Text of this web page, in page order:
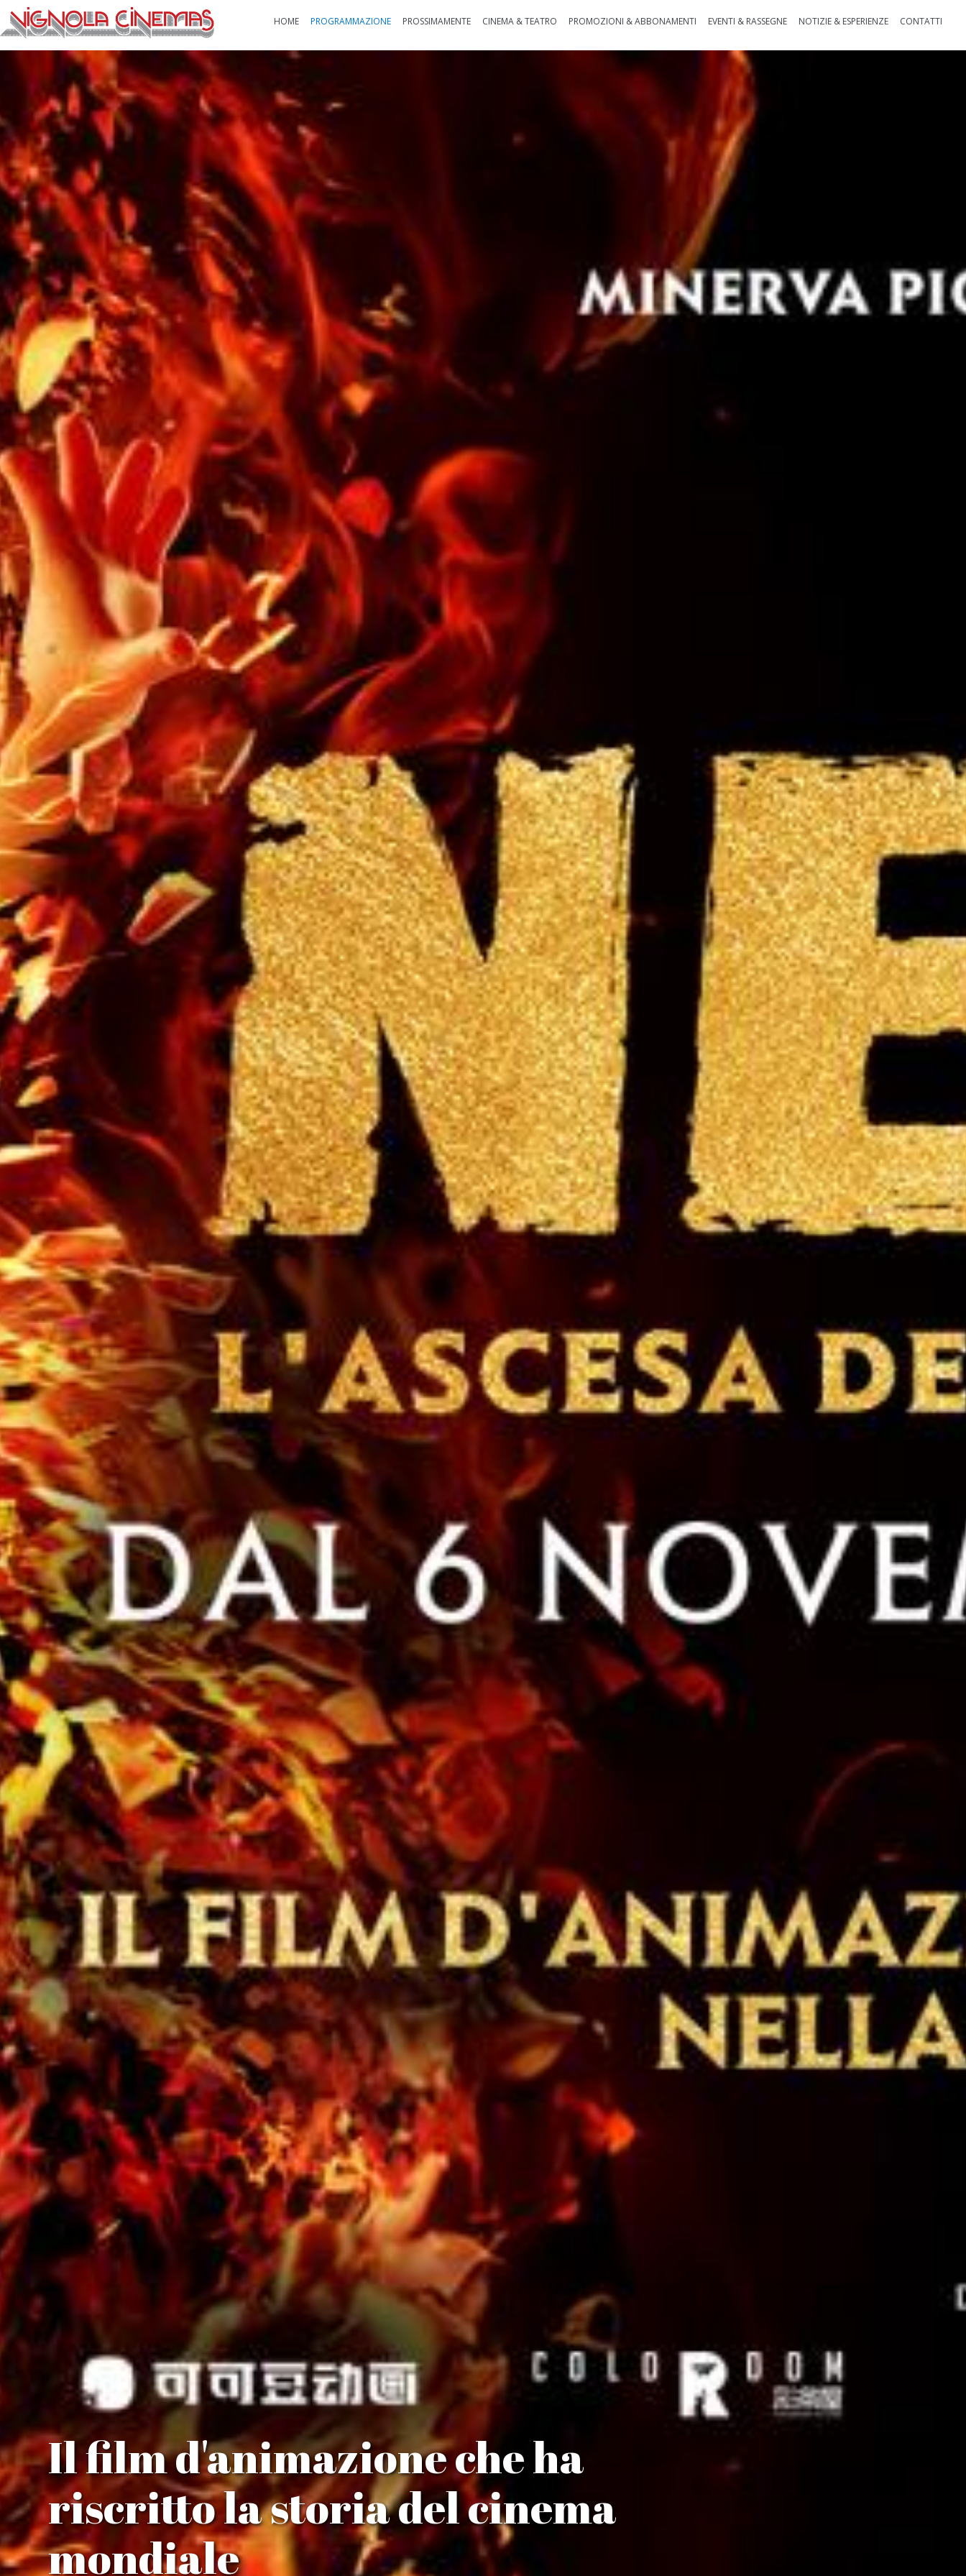
HOME PROGRAMMAZIONE PROSSIMAMENTE CINEMA & TEATRO PROMOZIONI & ABBONAMENTI EVENTI & RASSEGNE NOTIZIE & ESPERIENZE CONTATTI
Il film d'animazione che ha
riscritto la storia del cinema
mondiale